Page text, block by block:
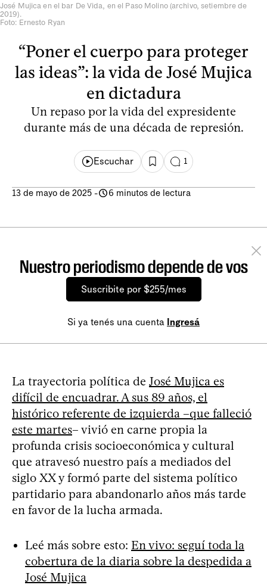
José Mujica en el bar De Vida, en el Paso Molino (archivo, setiembre de
2019).
Foto: Ernesto Ryan
“Poner el cuerpo para proteger
las ideas”: la vida de José Mujica
en dictadura
Un repaso por la vida del expresidente
durante más de una década de represión.
Escuchar 1
13 de mayo de 2025 - 6 minutos de lectura
Nuestro periodismo depende de vos
Suscribite por $255/mes
Si ya tenés una cuenta Ingresá
La trayectoria política de José Mujica es
difícil de encuadrar. A sus 89 años, el
histórico referente de izquierda –que falleció
este martes– vivió en carne propia la
profunda crisis socioeconómica y cultural
que atravesó nuestro país a mediados del
siglo XX y formó parte del sistema político
partidario para abandonarlo años más tarde
en favor de la lucha armada.
Leé más sobre esto: En vivo: seguí toda la
cobertura de la diaria sobre la despedida a
José Mujica